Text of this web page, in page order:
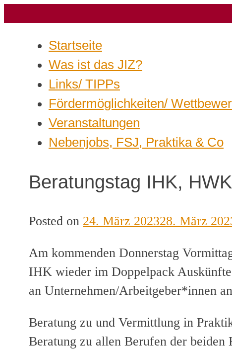
Startseite
Was ist das JIZ?
Links/ TIPPs
Fördermöglichkeiten/
Veranstaltungen
Nebenjobs, FSJ, Praktika & Co
Beratungstag IHK,
Posted on 24. März 202328. März
Am kommenden Donnerstag
IHK wieder im Doppelpack
an Unternehmen/Arbeitgeber*innen
Beratung zu und Vermittlung in
Beratung zu allen Berufen der beiden